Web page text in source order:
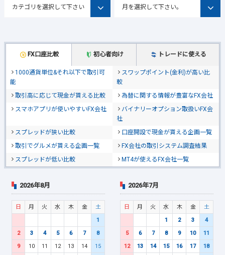
FX口座比較 初心者向け トレードに使える
1000通貨単位&それ以下で取引可
能
スワップポイント(金利)が高い比
較
取引高に応じて現金が貰える比較
為替に関する情報が豊富なFX会社
スマホアプリが使いやすいFX会社
バイナリーオプション取扱いFX会
社
スプレッドが狭い比較
口座開設で現金が貰える企画一覧
取引でグルメが貰える企画一覧
FX会社の取引システム調査結果
スプレッドが低い比較
MT4が使えるFX会社一覧
2026年8月
日 月 火 水 木 金
土
1
2
3 4 5 6 7
8
9
10 11 12 13 14
15
2026年7月
日 月 火 水 木 金
土
1
2 3
4
5
6 7 8 9 10
11
12
13 14 15 16 17
18